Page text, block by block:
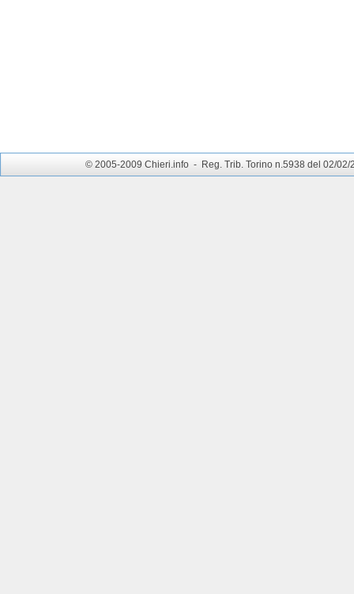
© 2005-2009 Chieri.info - Reg. Trib. Torino n.5938 del 02/02/